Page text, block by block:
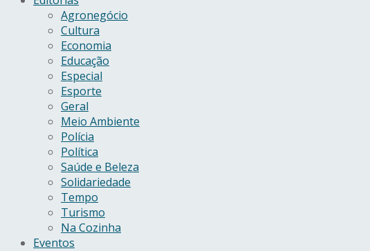
Agronegócio
Cultura
Economia
Educação
Especial
Esporte
Geral
Meio Ambiente
Polícia
Política
Saúde e Beleza
Solidariedade
Tempo
Turismo
Na Cozinha
Eventos